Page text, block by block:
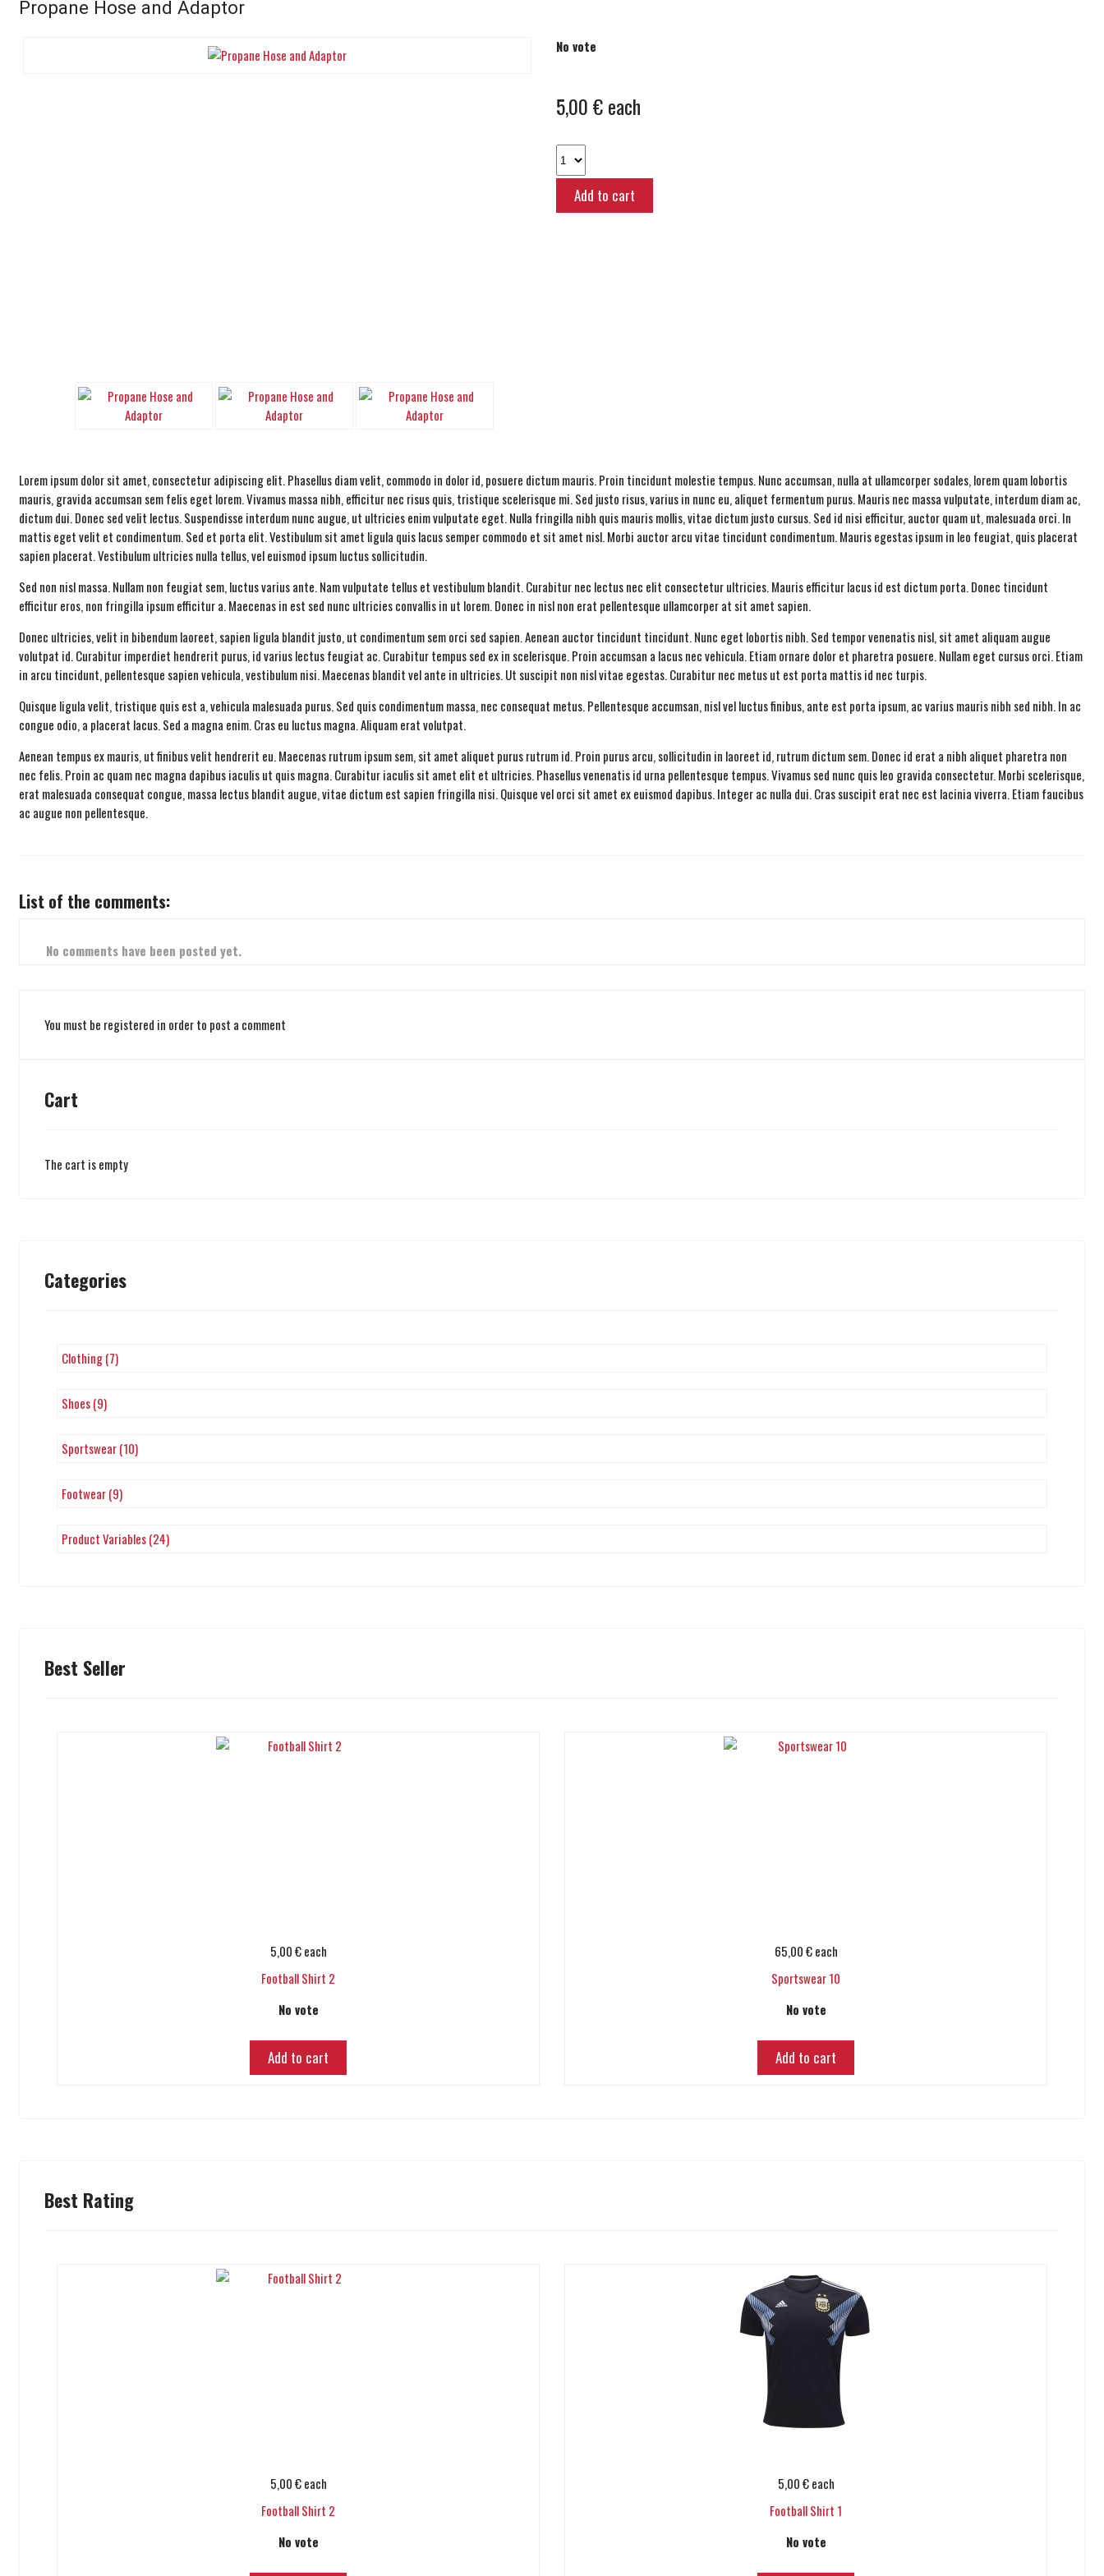
Propane Hose and Adaptor
No vote
5,00 €each
Add to cart
Lorem ipsum dolor sit amet, consectetur adipiscing elit. Phasellus diam velit, commodo in dolor id, posuere dictum mauris. Proin tincidunt molestie tempus. Nunc accumsan, nulla at ullamcorper sodales, lorem quam lobortis
mauris, gravida accumsan sem felis eget lorem. Vivamus massa nibh, efficitur nec risus quis, tristique scelerisque mi. Sed justo risus, varius in nunc eu, aliquet fermentum purus. Mauris nec massa vulputate, interdum diam ac,
dictum dui. Donec sed velit lectus. Suspendisse interdum nunc augue, ut ultricies enim vulputate eget. Nulla fringilla nibh quis mauris mollis, vitae dictum justo cursus. Sed id nisi efficitur, auctor quam ut, malesuada orci. In
mattis eget velit et condimentum. Sed et porta elit. Vestibulum sit amet ligula quis lacus semper commodo et sit amet nisl. Morbi auctor arcu vitae tincidunt condimentum. Mauris egestas ipsum in leo feugiat, quis placerat
sapien placerat. Vestibulum ultricies nulla tellus, vel euismod ipsum luctus sollicitudin.
Sed non nisl massa. Nullam non feugiat sem, luctus varius ante. Nam vulputate tellus et vestibulum blandit. Curabitur nec lectus nec elit consectetur ultricies. Mauris efficitur lacus id est dictum porta. Donec tincidunt
efficitur eros, non fringilla ipsum efficitur a. Maecenas in est sed nunc ultricies convallis in ut lorem. Donec in nisl non erat pellentesque ullamcorper at sit amet sapien.
Donec ultricies, velit in bibendum laoreet, sapien ligula blandit justo, ut condimentum sem orci sed sapien. Aenean auctor tincidunt tincidunt. Nunc eget lobortis nibh. Sed tempor venenatis nisl, sit amet aliquam augue
volutpat id. Curabitur imperdiet hendrerit purus, id varius lectus feugiat ac. Curabitur tempus sed ex in scelerisque. Proin accumsan a lacus nec vehicula. Etiam ornare dolor et pharetra posuere. Nullam eget cursus orci. Etiam
in arcu tincidunt, pellentesque sapien vehicula, vestibulum nisi. Maecenas blandit vel ante in ultricies. Ut suscipit non nisl vitae egestas. Curabitur nec metus ut est porta mattis id nec turpis.
Quisque ligula velit, tristique quis est a, vehicula malesuada purus. Sed quis condimentum massa, nec consequat metus. Pellentesque accumsan, nisl vel luctus finibus, ante est porta ipsum, ac varius mauris nibh sed nibh. In ac
congue odio, a placerat lacus. Sed a magna enim. Cras eu luctus magna. Aliquam erat volutpat.
Aenean tempus ex mauris, ut finibus velit hendrerit eu. Maecenas rutrum ipsum sem, sit amet aliquet purus rutrum id. Proin purus arcu, sollicitudin in laoreet id, rutrum dictum sem. Donec id erat a nibh aliquet pharetra non
nec felis. Proin ac quam nec magna dapibus iaculis ut quis magna. Curabitur iaculis sit amet elit et ultricies. Phasellus venenatis id urna pellentesque tempus. Vivamus sed nunc quis leo gravida consectetur. Morbi scelerisque,
erat malesuada consequat congue, massa lectus blandit augue, vitae dictum est sapien fringilla nisi. Quisque vel orci sit amet ex euismod dapibus. Integer ac nulla dui. Cras suscipit erat nec est lacinia viverra. Etiam faucibus
ac augue non pellentesque.
List of the comments:
No comments have been posted yet.
You must be registered in order to post a comment
Cart
The cart is empty
Categories
Clothing (7)
Shoes (9)
Sportswear (10)
Footwear (9)
Product Variables (24)
Best Seller
5,00 € each
Football Shirt 2
No vote
Add to cart
65,00 € each
Sportswear 10
No vote
Add to cart
Best Rating
5,00 € each
Football Shirt 2
No vote
5,00 € each
Football Shirt 1
No vote